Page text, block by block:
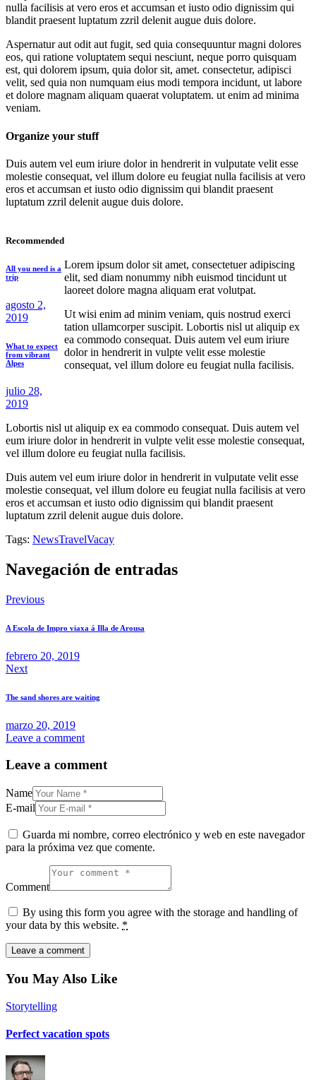
nulla facilisis at vero eros et accumsan et iusto odio dignissim qui
blandit praesent luptatum zzril delenit augue duis dolore.
Aspernatur aut odit aut fugit, sed quia consequuntur magni dolores
eos, qui ratione voluptatem sequi nesciunt, neque porro quisquam
est, qui dolorem ipsum, quia dolor sit, amet. consectetur, adipisci
velit, sed quia non numquam eius modi tempora incidunt, ut labore
et dolore magnam aliquam quaerat voluptatem. ut enim ad minima
veniam.
Organize your stuff
Duis autem vel eum iriure dolor in hendrerit in vulputate velit esse
molestie consequat, vel illum dolore eu feugiat nulla facilisis at vero
eros et accumsan et iusto odio dignissim qui blandit praesent
luptatum zzril delenit augue duis dolore.
Recommended
All you need is a
trip
agosto 2,
2019
What to expect
from vibrant
Alpes
julio 28,
2019
Lorem ipsum dolor sit amet, consectetuer adipiscing
elit, sed diam nonummy nibh euismod tincidunt ut
laoreet dolore magna aliquam erat volutpat.
Ut wisi enim ad minim veniam, quis nostrud exerci
tation ullamcorper suscipit. Lobortis nisl ut aliquip ex
ea commodo consequat. Duis autem vel eum iriure
dolor in hendrerit in vulpte velit esse molestie
consequat, vel illum dolore eu feugiat nulla facilisis.
Lobortis nisl ut aliquip ex ea commodo consequat. Duis autem vel
eum iriure dolor in hendrerit in vulpte velit esse molestie consequat,
vel illum dolore eu feugiat nulla facilisis.
Duis autem vel eum iriure dolor in hendrerit in vulputate velit esse
molestie consequat, vel illum dolore eu feugiat nulla facilisis at vero
eros et accumsan et iusto odio dignissim qui blandit praesent
luptatum zzril delenit augue duis dolore.
Tags: NewsTravelVacay
Navegación de entradas
Previous
A Escola de Impro viaxa á Illa de Arousa
febrero 20, 2019
Next
The sand shores are waiting
marzo 20, 2019
Leave a comment
Leave a comment
Name
E-mail
Guarda mi nombre, correo electrónico y web en este navegador
para la próxima vez que comente.
Comment
By using this form you agree with the storage and handling of
your data by this website. *
You May Also Like
Storytelling
Perfect vacation spots